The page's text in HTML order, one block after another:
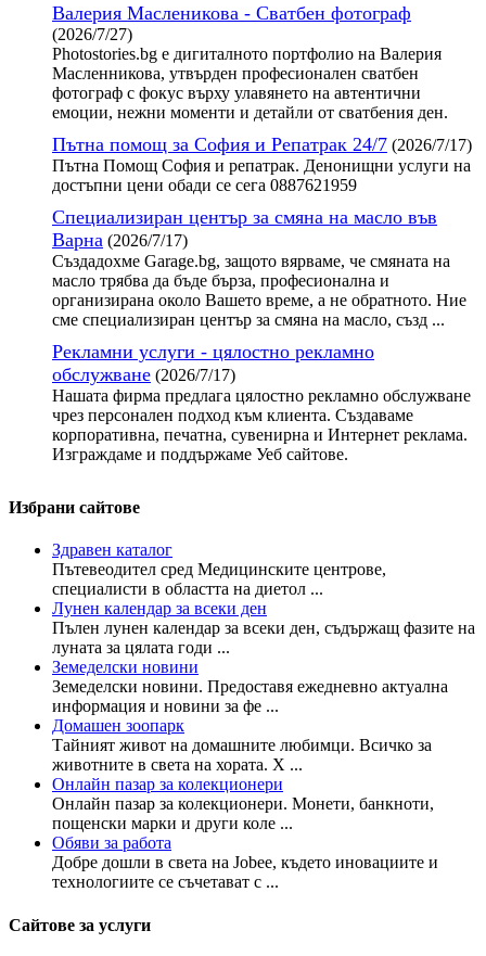
Валерия Масленикова - Сватбен фотограф
(2026/7/27)
Photostories.bg е дигиталното портфолио на Валерия
Масленникова, утвърден професионален сватбен
фотограф с фокус върху улавянето на автентични
емоции, нежни моменти и детайли от сватбения ден.
Пътна помощ за София и Репатрак 24/7 (2026/7/17)
Пътна Помощ София и репатрак. Денонищни услуги на
достъпни цени обади се сега 0887621959
Специализиран център за смяна на масло във
Варна (2026/7/17)
Създадохме Garage.bg, защото вярваме, че смяната на
масло трябва да бъде бърза, професионална и
организирана около Вашето време, а не обратното. Ние
сме специализиран център за смяна на масло, създ ...
Рекламни услуги - цялостно рекламно
обслужване (2026/7/17)
Нашата фирма предлага цялостно рекламно обслужване
чрез персонален подход към клиента. Създаваме
корпоративна, печатна, сувенирна и Интернет реклама.
Изграждаме и поддържаме Уеб сайтове.
Избрани сайтове
Здравен каталог
Пътевеодител сред Медицинските центрове,
специалисти в областта на диетол ...
Лунен календар за всеки ден
Пълен лунен календар за всеки ден, съдържащ фазите на
луната за цялата годи ...
Земеделски новини
Земеделски новини. Предоставя ежедневно актуална
информация и новини за фе ...
Домашен зоопарк
Тайният живот на домашните любимци. Всичко за
животните в света на хората. Х ...
Онлайн пазар за колекционери
Онлайн пазар за колекционери. Монети, банкноти,
пощенски марки и други коле ...
Обяви за работа
Добре дошли в света на Jobee, където иновациите и
технологиите се съчетават с ...
Сайтове за услуги